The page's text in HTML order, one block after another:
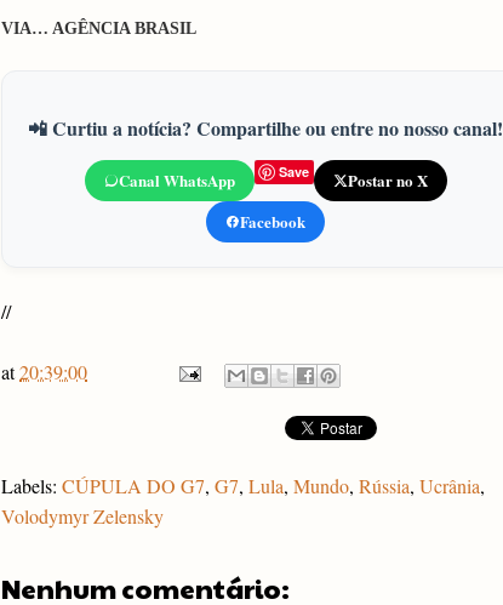
VIA… AGÊNCIA BRASIL
📲 Curtiu a notícia? Compartilhe ou entre no nosso canal!
Canal WhatsApp Save
Postar no X
Facebook
//
at20:39:00
Labels: CÚPULA DO G7, G7, Lula, Mundo, Rússia, Ucrânia,
Volodymyr Zelensky
Nenhum comentário: